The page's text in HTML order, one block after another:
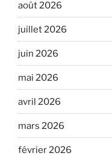
août 2026
juillet 2026
juin 2026
mai 2026
avril 2026
mars 2026
février 2026